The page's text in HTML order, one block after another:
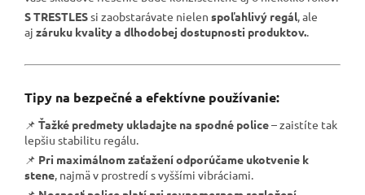
S TRESTLESsi zaobstarávate nielen spoľahlivý regál , ale
aj záruku kvality a dlhodobej dostupnosti produktov.
Tipy na bezpečné a efektívne používanie:
📌 Ťažké predmety ukladajte na spodné police– zaistíte tak
lepšiu stabilitu regálu.
📌 Pri maximálnom zaťažení odporúčame ukotvenie k
stene , najmä v prostredí s vyššími vibráciami.